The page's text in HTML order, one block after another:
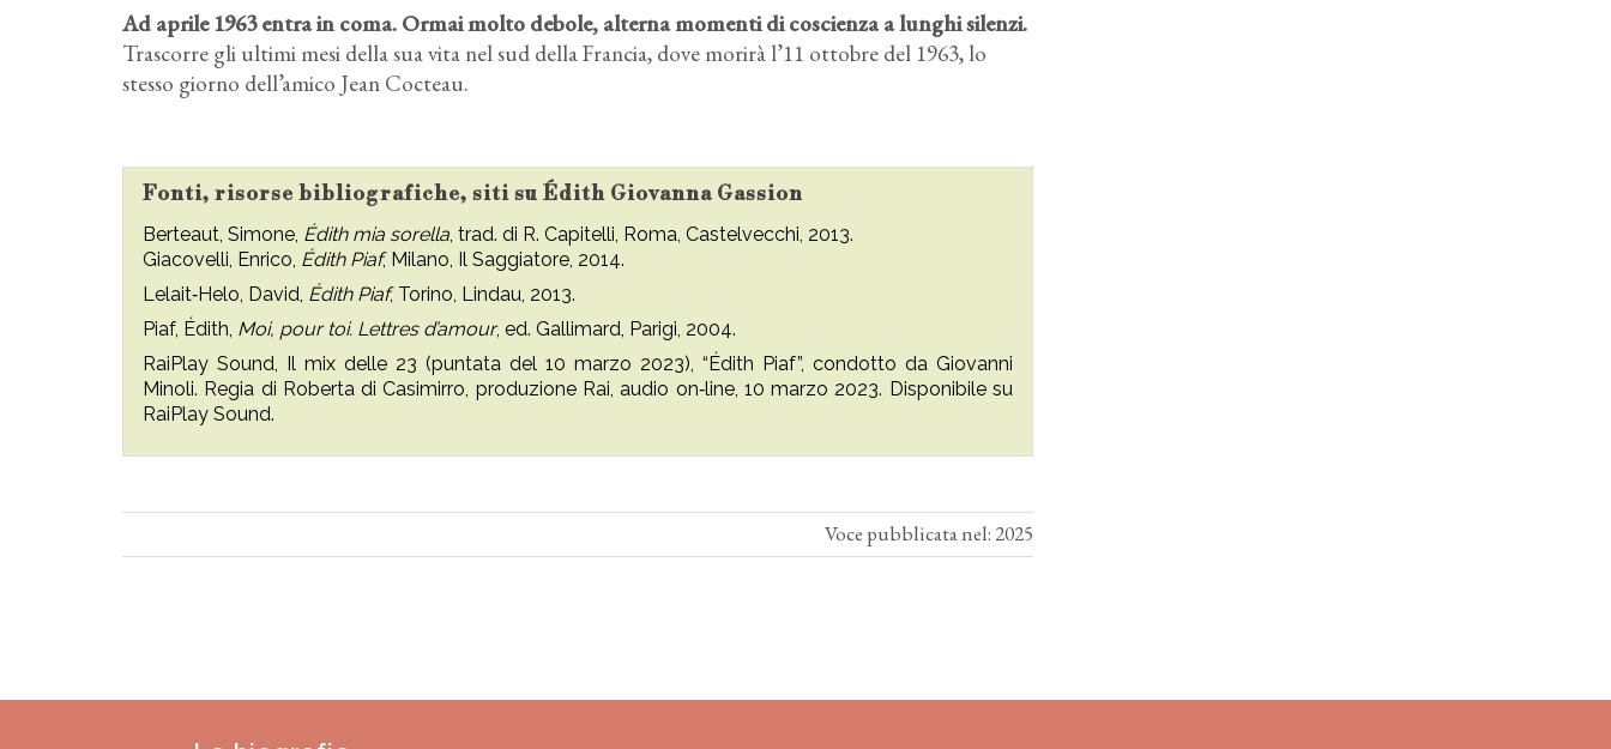
Ad aprile 1963 entra in coma. Ormai molto debole, alterna momenti di coscienza a lunghi silenzi.
Trascorre gli ultimi mesi della sua vita nel sud della Francia, dove morirà l’11 ottobre del 1963, lo
stesso giorno dell’amico Jean Cocteau.
Fonti, risorse bibliografiche, siti su Édith Giovanna Gassion
Berteaut, Simone, Édith mia sorella, trad. di R. Capitelli, Roma, Castelvecchi, 2013.
Giacovelli, Enrico, Édith Piaf, Milano, Il Saggiatore, 2014.
Lelait‑Helo, David, Édith Piaf, Torino, Lindau, 2013.
Piaf, Édith, Moi, pour toi. Lettres d’amour, ed. Gallimard, Parigi, 2004.
RaiPlay Sound, Il mix delle 23 (puntata del 10 marzo 2023), “Édith Piaf”, condotto da Giovanni
Minoli. Regia di Roberta di Casimirro, produzione Rai, audio on‑line, 10 marzo 2023. Disponibile su
RaiPlay Sound.
Voce pubblicata nel: 2025